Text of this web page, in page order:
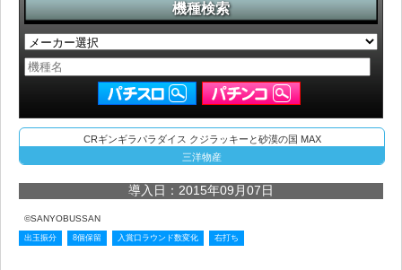
機種検索
CRギンギラパラダイス クジラッキーと砂漠の国 MAX
三洋物産
導入日：2015年09月07日
©SANYOBUSSAN
出玉振分 8個保留 入賞口ラウンド数変化 右打ち